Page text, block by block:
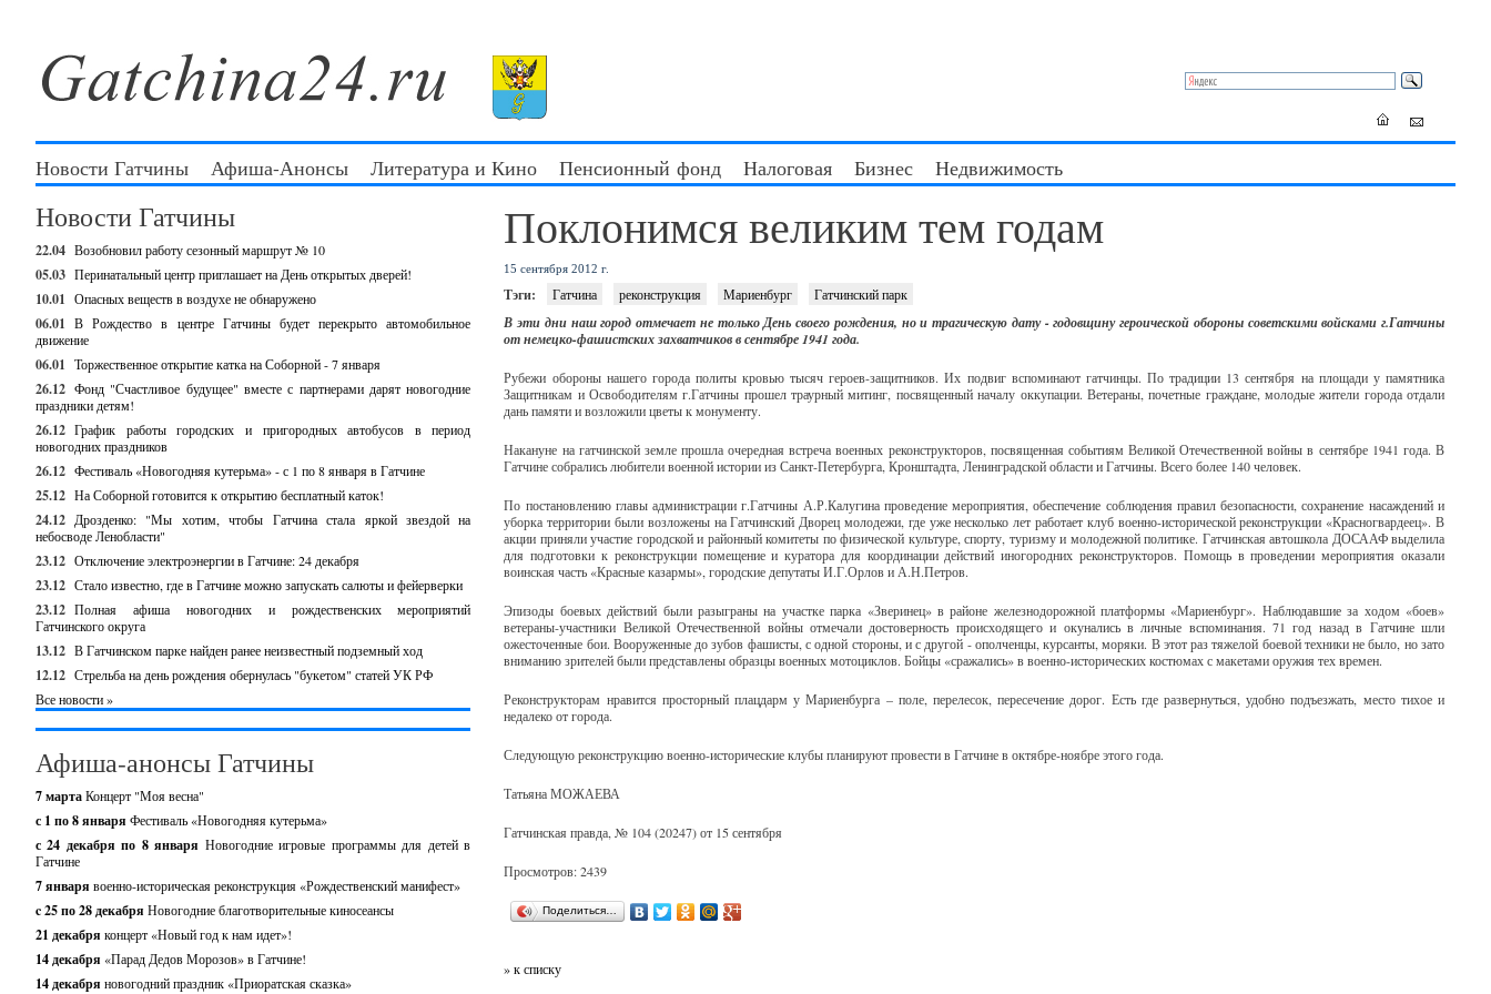
Новости Гатчины Афиша-Анонсы Литература и Кино Пенсионный фонд Налоговая Бизнес Недвижимость
Новости Гатчины
22.04 Возобновил работу сезонный маршрут № 10
05.03 Перинатальный центр приглашает на День открытых дверей!
10.01 Опасных веществ в воздухе не обнаружено
06.01 В Рождество в центре Гатчины будет перекрыто автомобильное
движение
06.01 Торжественное открытие катка на Соборной - 7 января
26.12 Фонд "Счастливое будущее" вместе с партнерами дарят новогодние
праздники детям!
26.12 График работы городских и пригородных автобусов в период
новогодних праздников
26.12 Фестиваль «Новогодняя кутерьма» - с 1 по 8 января в Гатчине
25.12 На Соборной готовится к открытию бесплатный каток!
24.12 Дрозденко: "Мы хотим, чтобы Гатчина стала яркой звездой на
небосводе Ленобласти"
23.12 Отключение электроэнергии в Гатчине: 24 декабря
23.12 Стало известно, где в Гатчине можно запускать салюты и фейерверки
23.12 Полная афиша новогодних и рождественских мероприятий
Гатчинского округа
13.12 В Гатчинском парке найден ранее неизвестный подземный ход
12.12 Стрельба на день рождения обернулась "букетом" статей УК РФ
Все новости »
Афиша-анонсы Гатчины
7 мартаКонцерт "Моя весна"
с 1 по 8 января Фестиваль «Новогодняя кутерьма»
с 24 декабря по 8 января Новогодние игровые программы для детей в
Гатчине
7 января военно-историческая реконструкция «Рождественский манифест»
c 25 по 28 декабря Новогодние благотворительные киносеансы
21 декабря концерт «Новый год к нам идет»!
14 декабря «Парад Дедов Морозов» в Гатчине!
14 декабря новогодний праздник «Приоратская сказка»
Поклонимся великим тем годам
15 сентября 2012 г.
Тэги: Гатчина реконструкция Мариенбург Гатчинский парк
В эти дни наш город отмечает не только День своего рождения, но и трагическую дату - годовщину героической обороны советскими войсками г.Гатчины
от немецко-фашистских захватчиков в сентябре 1941 года.
Рубежи обороны нашего города политы кровью тысяч героев-защитников. Их подвиг вспоминают гатчинцы. По традиции 13 сентября на площади у памятника
Защитникам и Освободителям г.Гатчины прошел траурный митинг, посвященный началу оккупации. Ветераны, почетные граждане, молодые жители города отдали
дань памяти и возложили цветы к монументу.
Накануне на гатчинской земле прошла очередная встреча военных реконструкторов, посвященная событиям Великой Отечественной войны в сентябре 1941 года. В
Гатчине собрались любители военной истории из Санкт-Петербурга, Кронштадта, Ленинградской области и Гатчины. Всего более 140 человек.
По постановлению главы администрации г.Гатчины А.Р.Калугина проведение мероприятия, обеспечение соблюдения правил безопасности, сохранение насаждений и
уборка территории были возложены на Гатчинский Дворец молодежи, где уже несколько лет работает клуб военно-исторической реконструкции «Красногвардеец». В
акции приняли участие городской и районный комитеты по физической культуре, спорту, туризму и молодежной политике. Гатчинская автошкола ДОСААФ выделила
для подготовки к реконструкции помещение и куратора для координации действий иногородних реконструкторов. Помощь в проведении мероприятия оказали
воинская часть «Красные казармы», городские депутаты И.Г.Орлов и А.Н.Петров.
Эпизоды боевых действий были разыграны на участке парка «Зверинец» в районе железнодорожной платформы «Мариенбург». Наблюдавшие за ходом «боев»
ветераны-участники Великой Отечественной войны отмечали достоверность происходящего и окунались в личные вспоминания. 71 год назад в Гатчине шли
ожесточенные бои. Вооруженные до зубов фашисты, с одной стороны, и с другой - ополченцы, курсанты, моряки. В этот раз тяжелой боевой техники не было, но зато
вниманию зрителей были представлены образцы военных мотоциклов. Бойцы «сражались» в военно-исторических костюмах с макетами оружия тех времен.
Реконструкторам нравится просторный плацдарм у Мариенбурга – поле, перелесок, пересечение дорог. Есть где развернуться, удобно подъезжать, место тихое и
недалеко от города.
Следующую реконструкцию военно-исторические клубы планируют провести в Гатчине в октябре-ноябре этого года.
Татьяна МОЖАЕВА
Гатчинская правда, № 104 (20247) от 15 сентября
Просмотров: 2439
Поделиться…
» к списку